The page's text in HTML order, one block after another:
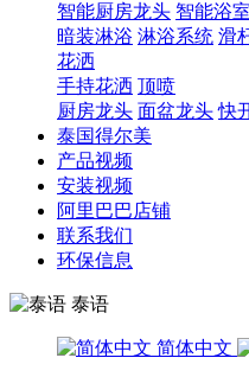
智能厨房龙头 智能浴
暗装淋浴 淋浴系统 滑
花洒
手持花洒 顶喷
厨房龙头 面盆龙头 快
泰国得尔美
产品视频
安装视频
阿里巴巴店铺
联系我们
环保信息
泰语
简体中文